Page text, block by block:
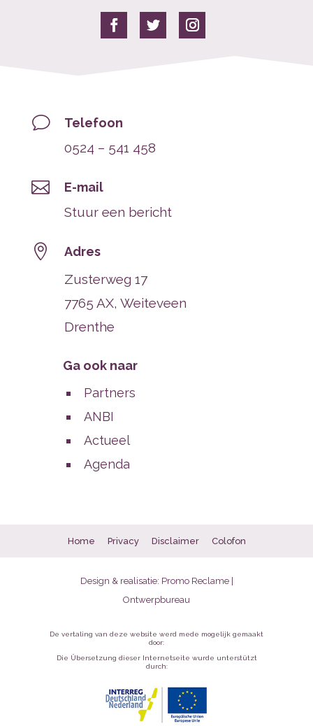
v Telefoon
0524 – 541 458
 E-mail
Stuur een bericht
 Adres
Zusterweg 17
7765 AX, Weiteveen
Drenthe
Ga ook naar
Partners
ANBI
Actueel
Agenda
Home Privacy Disclaimer Colofon
Design & realisatie: Promo Reclame |
Ontwerpbureau
De vertaling van deze website werd mede mogelijk gemaakt
door:
Die Übersetzung dieser Internetseite wurde unterstützt
durch: